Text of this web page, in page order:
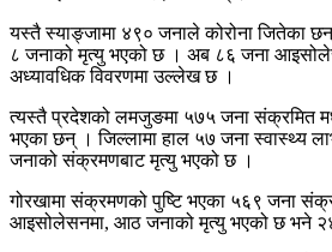
यस्तै स्याङ्जामा ४९० जनाले कोरोना जितेका
८ जनाको मृत्यु भएको छ । अब ८६ जना
अध्यावधिक विवरणमा उल्लेख छ ।
त्यस्तै प्रदेशको लमजुङमा ५७५ जना संक्रमित
भएका छन् । जिल्लामा हाल ५७ जना स्वास्थ्य
जनाको संक्रमणबाट मृत्यु भएको छ ।
गोरखामा संक्रमणको पुष्टि भएका ५६९ जना
आइसोलेसनमा, आठ जनाको मृत्यु भएको छ भने